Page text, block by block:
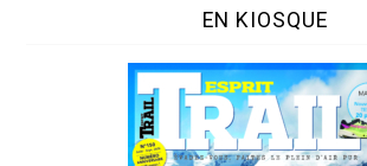
EN KIOSQUE